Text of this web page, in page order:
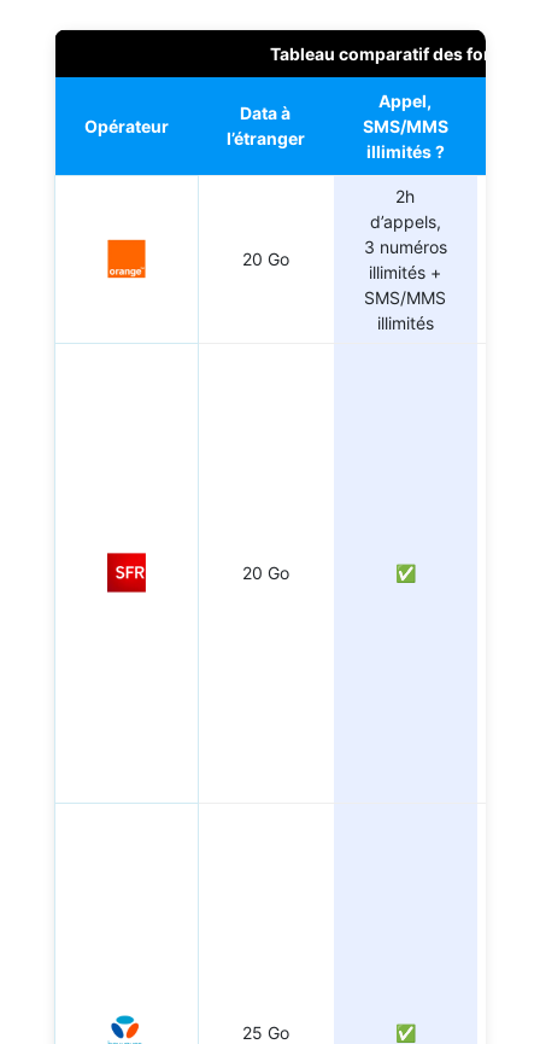
Tableau comparatif des forfaits
Opérateur
Data à
l’étranger
Appel,
SMS/MMS
illimités ?
20 Go
2h
d’appels,
3 numéros
illimités +
SMS/MMS
illimités
20 Go ✅
25 Go ✅